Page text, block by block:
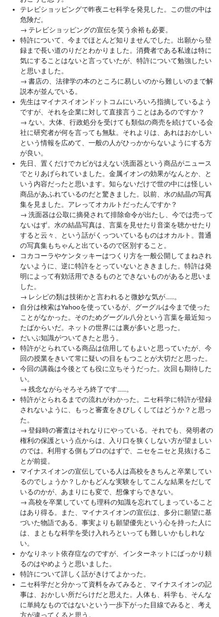
テレビショッピングで昨夜ニセ科学を発見した。この世の中は
危険だ。
→ テレビショッピングの宣伝を笑う余裕も必要。
特許について、今までほとんど知りませんでした。出願から登
録まで長い道のりだとわかりました。消費者である私達は特に
気にすることはないと言っていたが、特許について勉強したい
と思いました。
→ 書店の、法律学の本のところに易しいのから難しいのまで解
説本が並んでいる。
先生はマイナスイオンドットコムにいろいろ指摘しているよう
ですが、それを企業に対して直接言うことはあるのですか？
→ ない。大体、行政処分を受けても類似の商売を続けている会
社に研究者が何を言っても無駄。それよりは、あれはおかしい
という情報を広めて、一般の人がひっかからないようにする方
が良い。
先日、置くだけでカビがはえない洗面器という商品がニュース
でとりあげられていました。金属イオンの効果がなんとか、と
いう内容だったと思います。知らないだけで世の中には怪しい
商品があふれているのだと驚きました。以前、水の結晶の写真
集を見ました。アレってオカルトだったんですか？
→ 洗面器は公取に摘発されて排除命令が出たし、今では売って
ないはず。水の結晶写真は、言葉を見せたり音楽を聴かせたり
すると云々、という話がくっついているものはオカルト。普通
の写真集もちゃんと出ているので区別すること。
コカコーラやケンタッキーはつくり方を一般公開してまねされ
ないように、逆に特許をとっていないとききました。特許は発
明によって有効活用できるものとできないものがあると思いま
した。
→ レシピの類は技術かと言われると微妙な気が……。
自分は検索はYahooを使っているが、グーグルは今まで使った
ことがなかった。そのためグーグル八分という言葉を最近知っ
たばからいだ。ネットの世界には裏が多いと思った。
だいぶ知識がついてきたと思う。
特許がとられている商品は信用してもよいと思っていたが、今
回の授業をきいて常に疑いの目をもつことが大切だと思った。
今回の講義は今後とても役に立ちそうだった。次回も期待した
い。
→ 残念ながらそろそろ終了です……。
特許がとられるまでの流れがわかった。ニセ科学に特許が登録
されないように、もっと審査をきびしくしてはどうか？と思っ
た。
→ 登録時の審査はそれなりにやっている。それでも、発明者の
権利の保護という点からは、入り口を狭くしない方が望ましい
のでは。利用する側もプロのはずで、ニセをニセと見抜けるこ
とが前提。
マイナスイオンの宣伝している人は高校をきちんと卒業してい
るのでしょうか？しかもどんな実験をしてこんな結果をだして
いるのかが、あまりにも変で、想像すらできない。
→ 高校を卒業していても理科の知識を忘れてしまっていること
はあり得る。また、マイナスイオンの宣伝は、多分に願望に基
づいた物語である。事実よりも願望優先という心を持った人に
は、まともな科学を受け入れろといっても難しいかもしれな
い。
かなりネット依存症なのですが、インターネットにばっかり頼
るのはやめようと思いました。
特許について詳しく話がきけてよかった。
ニセ科学だと分かって資料をみてみると、マイナスイオンの記
事は、おかしい所だらけだと思えた。人体も、科学も、そんな
に単純なものではないという一歩下がった目線でみると、考え
方が違ってくると思う。